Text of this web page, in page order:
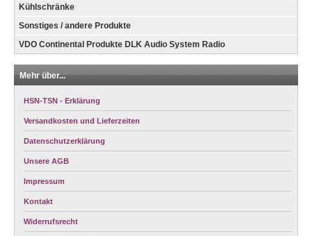
Kühlschränke
Sonstiges / andere Produkte
VDO Continental Produkte DLK Audio System Radio
Mehr über...
HSN-TSN - Erklärung
Versandkosten und Lieferzeiten
Datenschutzerklärung
Unsere AGB
Impressum
Kontakt
Widerrufsrecht